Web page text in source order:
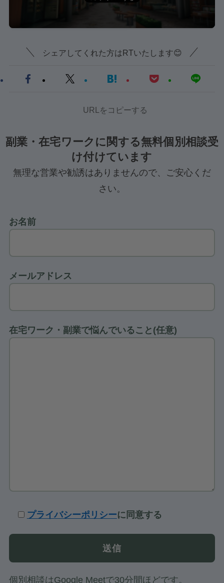
シェアしてくれた方はRTいたします😊
URLをコピーする
副業・在宅ワークに関する無料個別相談受
け付けています
無理な営業や勧誘はありませんので、ご安心くだ
さい。
お名前
メールアドレス
在宅ワーク・副業で悩んでいること(任意)
プライバシーポリシーに同意する
個別相談はGoogle Meetで30分間ほどです。